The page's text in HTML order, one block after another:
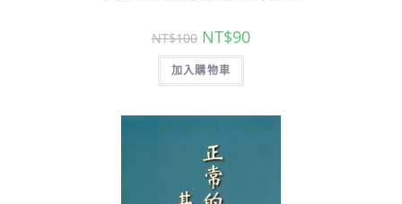
NT$100 NT$90
加入購物車